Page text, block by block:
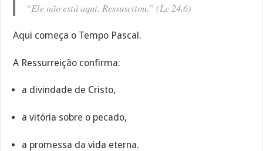
“Ele não está aqui. Ressuscitou.” (Lc 24,6)
Aqui começa o Tempo Pascal.
A Ressurreição confirma:
a divindade de Cristo,
a vitória sobre o pecado,
a promessa da vida eterna.